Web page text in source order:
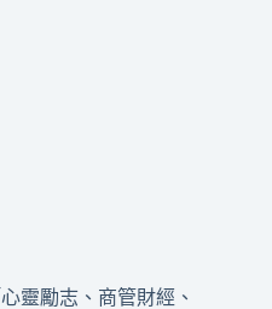
靈勵志、商管財經、